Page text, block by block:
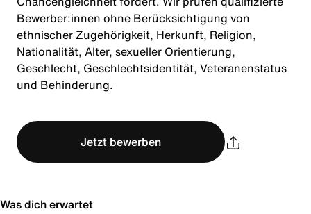
Bewerber:innen ohne Berücksichtigung von
ethnischer Zugehörigkeit, Herkunft, Religion,
Nationalität, Alter, sexueller Orientierung,
Geschlecht, Geschlechtsidentität, Veteranenstatus
und Behinderung.
Jetzt bewerben
Was dich erwartet